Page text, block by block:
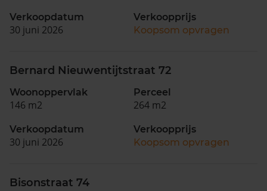
Verkoopdatum
30 juni 2026
Verkoopprijs
Koopsom opvragen
Bernard Nieuwentijtstraat 72
Woonoppervlak
146 m2
Perceel
264 m2
Verkoopdatum
30 juni 2026
Verkoopprijs
Koopsom opvragen
Bisonstraat 74